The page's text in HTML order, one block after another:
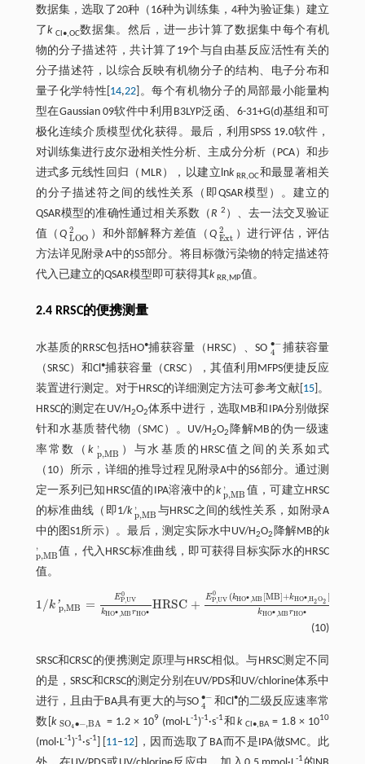
数据集，选取了20种（16种为训练集，4种为验证集）建立
了k Cl•,OC数据集。然后，进一步计算了数据集中每个有机
物的分子描述符，共计算了19个与自由基反应活性有关的
分子描述符，以综合反映有机物分子的结构、电子分布和
量子化学特性[ 14,22 ]。每个有机物分子的局部最小能量构
型在Gaussian 09软件中利用B3LYP泛函、6-31+G(d)基组和可
极化连续介质模型优化获得。最后，利用SPSS 19.0软件，
对训练集进行皮尔逊相关性分析、主成分分析（PCA）和步
进式多元线性回归（MLR），以建立lnk RR,OC和最显著相关
的分子描述符之间的线性关系（即QSAR模型）。建立的
QSAR模型的准确性通过相关系数（R 2 ）、去一法交叉验证
值（ Q 2
LOO
LOO 2）和外部解释方差值（ Q 2
Ext
Ext 2）进行评估，评估
方法详见附录A中的S5部分。将目标微污染物的特定描述符
代入已建立的QSAR模型即可获得其k RR,MP值。
2.4 RRSC的便携测量
水基质的RRSC包括HO•捕获容量（HRSC）、SO ∙−
4
4 -捕获容量
（SRSC）和Cl•捕获容量（CRSC），其值利用MFPS便捷反应
装置进行测定。对于HRSC的详细测定方法可参考文献[ 15 ]。
HRSC的测定在UV/H2O2体系中进行，选取MB和IPA分别做探
针和水基质替代物（SMC）。UV/H2O2 降解MB的伪一级速
率常数（ k 'p,MB
p ,MB '）与水基质的HRSC值之间的关系如式
（10）所示，详细的推导过程见附录A中的S6部分。通过测
定一系列已知HRSC值的IPA溶液中的k 'p,MB
p ,MB'
值，可建立HRSC
的标准曲线（即1/k 'p,MB
p ,MB'
与HRSC之间的线性关系，如附录A
中的图S1所示）。最后，测定实际水中UV/H2O2 降解MB的k
'p,MB
p ,MB'
值，代入HRSC标准曲线，即可获得目标实际水的HRSC
值。
1/k'p,MB =
E0
P,UV
kHO∙ ,MBrHO∙ HRSC +
E0
P,UV (kHO∙ ,MB [MB]+kHO∙,H2O2 [
kHO∙ ,MBrHO∙
1/k'p,MB= EP, UV0kHO•,MBrHO•HRS C+EP,UV0(kHO•,MB[MB]+k
(10)
SRSC和CRSC的便携测定原理与HRSC相似。与HRSC测定不同
的是，SRSC和CRSC的测定分别在UV/PDS和UV/chlorine体系中
进行，且由于BA具有更大的与SO ∙−
44 -和Cl •的二级反应速率常
数[ k SO4∙−,BA
SO4•-,BA = 1.2 × 109 (mol·L-1)-1·s-1和 k Cl•,BA= 1.8 × 1010
(mol·L-1)-1·s-1 11‒12 ]，因而选取了BA而不是IPA做SMC。此
-1